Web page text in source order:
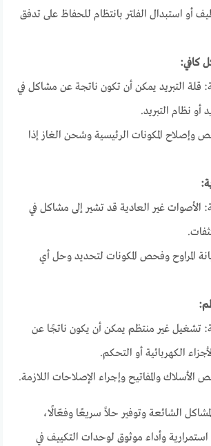
أو استبدال الفلتر بانتظام للحفاظ على تدفق
كافي:
قلة التبريد يمكن أن تكون ناتجة عن مشاكل في
أو نظام التبريد.
وإصلاح المكونات الرئيسية وشحن الغاز إذا
الأصوات غير العادية قد تشير إلى مشاكل في
المراوح وفحص المكونات لتحديد وحل أي
تشغيل غير منتظم يمكن أن يكون ناتجًا عن
الكهربائية أو التحكم.
والمفاتيح وإجراء الإصلاحات اللازمة.
الشائعة وتوفير حلاً سريعًا وفعّالًا،
وأداء موثوق لوحدات التكييف في